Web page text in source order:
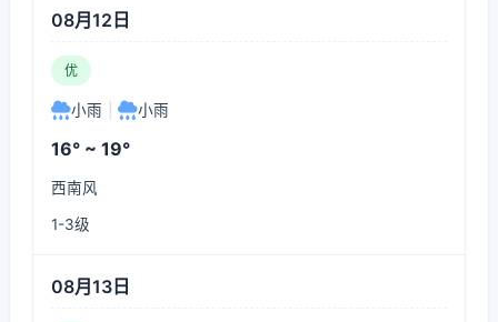
08月12日
优
小雨 小雨
16° ~ 19°
西南风
1-3级
08月13日